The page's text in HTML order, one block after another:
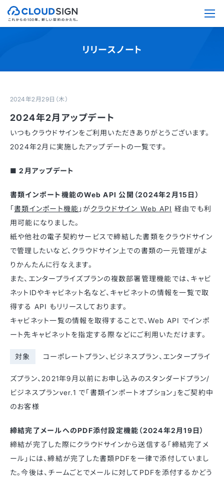
リリースノート
2024年2月29日（木）
2024年2月アップデート
いつもクラウドサインをご利用いただきありがとうございます。
2024年2月に実施したアップデートの一覧です。
■ 2月アップデート
書類インポート機能のWeb API 公開（2024年2月15日）
「書類インポート機能 」がクラウドサイン Web API 経由でも利
用可能になりました。
紙や他社の電子契約サービスで締結した書類をクラウドサイン
で管理したいなど、クラウドサイン上での書類の一元管理がよ
りかんたんに行なえます。
また、エンタープライズプランの複数部署管理機能では、キャビ
ネットIDやキャビネット名など、キャビネットの情報を一覧で取
得する API もリリースしております。
キャビネット一覧の情報を取得することで、Web API でインポ
ート先キャビネットを指定する際などにご利用いただけます。
対象 コーポレートプラン、ビジネスプラン、エンタープライ
ズプラン、2021年9月以前にお申し込みのスタンダードプラン/
ビジネスプランver.1 で「書類インポートオプション」をご契約中
のお客様
締結完了メールへのPDF添付設定機能（2024年2月19日）
締結が完了した際にクラウドサインから送信する「締結完了メ
ール」には、締結が完了した書類PDFを一律で添付していまし
た。今後は、チームごとでメールに対してPDFを添付するかどう